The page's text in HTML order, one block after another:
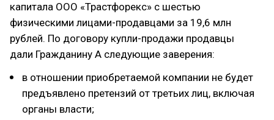
капитала ООО «Трастфорекс» с шестью
физическими лицами-продавцами за 19,6 млн
рублей. По договору купли-продажи продавцы
дали Гражданину А следующие заверения:
в отношении приобретаемой компании не будет
предъявлено претензий от третьих лиц, включая
органы власти;